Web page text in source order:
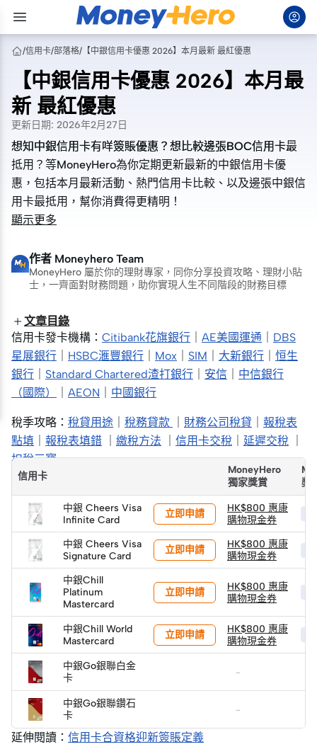
/信用卡/部落格/ 【中銀信用卡優惠 2026】本月最新 最紅優惠
【中銀信用卡優惠 2026】本月最
新 最紅優惠
更新日期: 2026年2月27日
想知中銀信用卡有咩簽賬優惠？想比較邊張BOC信用卡最
抵用？等MoneyHero為你定期更新最新的中銀信用卡優
惠，包括本月最新活動、熱門信用卡比較、以及邊張中銀信
用卡最抵用，幫你消費得更精明！
想知中銀信用卡有咩簽賬優惠？想比較邊張BOC信用卡最
抵用？等MoneyHero為你定期更新最新的中銀信用卡優
惠，包括本月最新活動、熱門信用卡比較、以及邊張中銀信
用卡最抵用，幫你消費得更精明！
顯示更多
作者 Moneyhero Team
MoneyHero 屬於你的理財專家，同你分享投資攻略、理財小貼
士，一齊面對財務問題，助你實現人生不同階段的財務目標
文章目錄
信用卡發卡機構： Citibank花旗銀行 AE美國運通
DBS
星展銀行
HSBC滙豐銀行 Mox SIM 大新銀行
恒生
銀行
Standard Chartered渣打銀行 安信
中信銀行
（國際）
AEON 中國銀行
稅季攻略： 稅貸用途 稅務貸款 財務公司稅貸
報稅表
點填
報稅表填錯 繳稅方法 信用卡交稅 延遲交稅
扣稅三寶
信用卡
MoneyHero
獨家獎賞
獎
中銀 Cheers Visa
Infinite Card
立即申請
HK$800 惠康
購物現金券
中銀 Cheers Visa
Signature Card
立即申請
HK$800 惠康
購物現金券
中銀Chill
Platinum
Mastercard
立即申請
HK$800 惠康
購物現金券
中銀Chill World
Mastercard
立即申請
HK$800 惠康
購物現金券
中銀Go銀聯白金
卡
-
中銀Go銀聯鑽石
卡
-
延伸閱讀： 信用卡合資格迎新簽賬定義